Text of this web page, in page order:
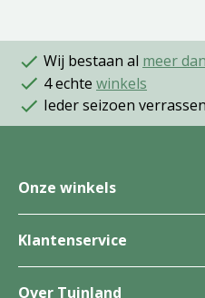
Wij bestaan al meer
4 echte winkels
Ieder seizoen
Onze winkels
Klantenservice
Over Tuinland